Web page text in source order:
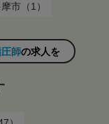
市（1）
師の求人を